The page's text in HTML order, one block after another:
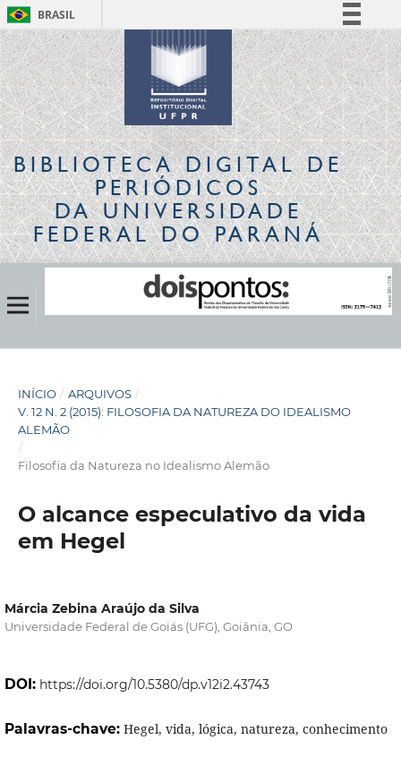
BRASIL
Simplifique!
Comunica BR
Participe
Acesso à informação
Legislação
Canais
BIBLIOTECA DIGITALDE
PERIÓDICOS
DA UNIVERSIDADE
FEDERAL DO PARANÁ
INÍCIO / ARQUIVOS /
V. 12 N. 2 (2015): FILOSOFIA DA NATUREZA DO IDEALISMO
ALEMÃO
/
Filosofia da Natureza no Idealismo Alemão
O alcance especulativo da vida
em Hegel
Márcia Zebina Araújo da Silva
Universidade Federal de Goiás (UFG), Goiânia, GO
DOI: https://doi.org/10.5380/dp.v12i2.43743
Palavras-chave: Hegel, vida, lógica, natureza, conhecimento